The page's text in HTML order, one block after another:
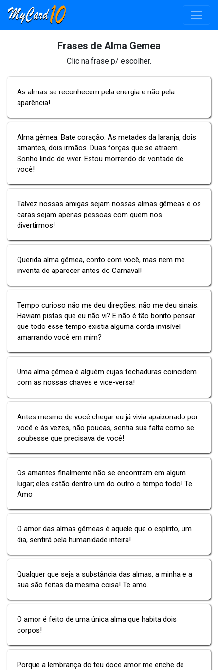
Frases de Alma Gemea
Clic na frase p/ escolher.
As almas se reconhecem pela energia e não pela
aparência!
Alma gêmea. Bate coração. As metades da laranja, dois
amantes, dois irmãos. Duas forças que se atraem.
Sonho lindo de viver. Estou morrendo de vontade de
você!
Talvez nossas amigas sejam nossas almas gêmeas e os
caras sejam apenas pessoas com quem nos
divertirmos!
Querida alma gêmea, conto com você, mas nem me
inventa de aparecer antes do Carnaval!
Tempo curioso não me deu direções, não me deu sinais.
Haviam pistas que eu não vi? E não é tão bonito pensar
que todo esse tempo existia alguma corda invisível
amarrando você em mim?
Uma alma gêmea é alguém cujas fechaduras coincidem
com as nossas chaves e vice-versa!
Antes mesmo de você chegar eu já vivia apaixonado por
você e às vezes, não poucas, sentia sua falta como se
soubesse que precisava de você!
Os amantes finalmente não se encontram em algum
lugar; eles estão dentro um do outro o tempo todo! Te
Amo
O amor das almas gêmeas é aquele que o espírito, um
dia, sentirá pela humanidade inteira!
Qualquer que seja a substância das almas, a minha e a
sua são feitas da mesma coisa! Te amo.
O amor é feito de uma única alma que habita dois
corpos!
Porque a lembrança do teu doce amor me enche de